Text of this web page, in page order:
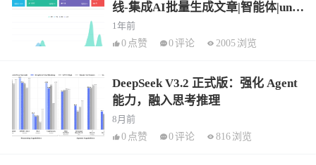
线-集成AI批量生成文章|智能体|unia
pp|前后完全分离
1年前
0 点赞 0评论 2005 浏览
DeepSeek V3.2 正式版：强化 Agent
能力，融入思考推理
8月前
0 点赞 0评论 816 浏览